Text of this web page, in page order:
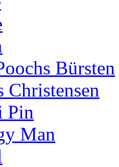
Bürsten
Christensen
Pin
Man